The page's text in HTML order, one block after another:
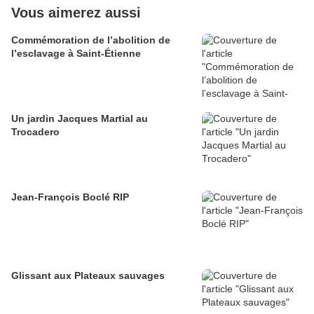
Vous aimerez aussi
Commémoration de l’abolition de
l’esclavage à Saint-Étienne
Un jardin Jacques Martial au
Trocadero
Jean-François Boclé RIP
Glissant aux Plateaux sauvages